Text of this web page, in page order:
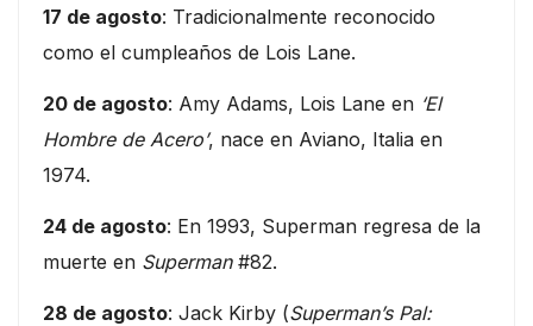
17 de agosto: Tradicionalmente reconocido
como el cumpleaños de Lois Lane.
20 de agosto: Amy Adams, Lois Lane en ‘El
Hombre de Acero’, nace en Aviano, Italia en
1974.
24 de agosto: En 1993, Superman regresa de la
muerte en Superman#82.
28 de agosto: Jack Kirby (Superman’s Pal: